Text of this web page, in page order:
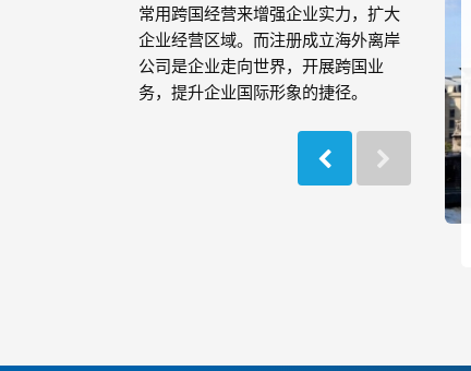
常用跨国经营来增强企业实力，扩大
企业经营区域。而注册成立海外离岸
公司是企业走向世界，开展跨国业
务，提升企业国际形象的捷径。
德国不仅是欧洲最大的经济体之一，同时也是
电商市场的重要中心，具有发达的电商生态和
完善的物流体系，是许多国际电商平台和卖家